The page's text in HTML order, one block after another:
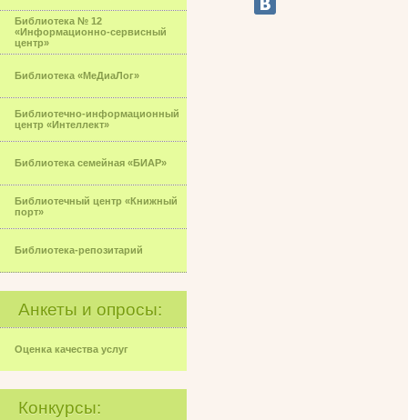
Библиотека № 12
«Информационно-сервисный
центр»
Библиотека «МеДиаЛог»
Библиотечно-информационный
центр «Интеллект»
Библиотека семейная «БИАР»
Библиотечный центр «Книжный
порт»
Библиотека-репозитарий
Анкеты и опросы:
Оценка качества услуг
Конкурсы: